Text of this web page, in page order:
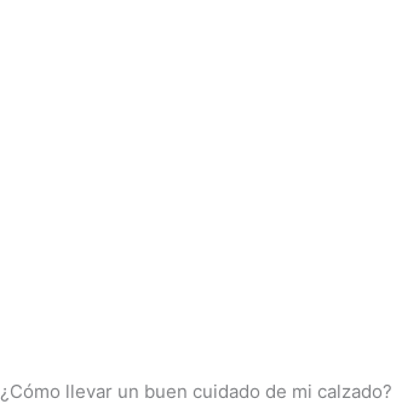
¿Cómo llevar un buen cuidado de mi calzado?